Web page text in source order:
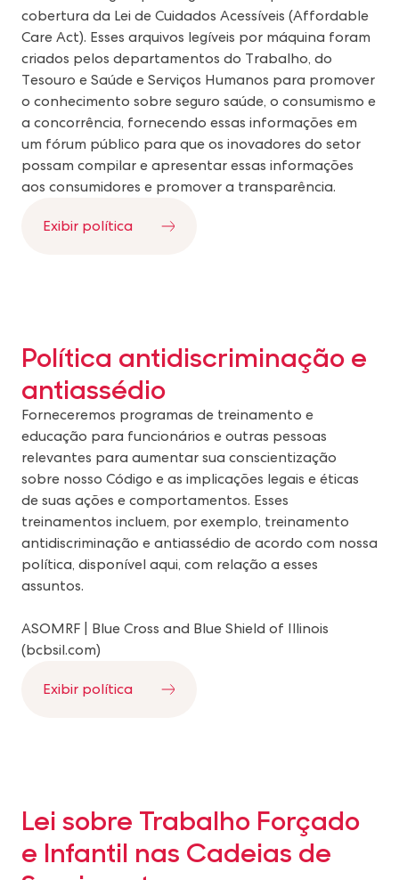
cobertura da Lei de Cuidados Acessíveis (Affordable
Care Act). Esses arquivos legíveis por máquina foram
criados pelos departamentos do Trabalho, do
Tesouro e Saúde e Serviços Humanos para promover
o conhecimento sobre seguro saúde, o consumismo e
a concorrência, fornecendo essas informações em
um fórum público para que os inovadores do setor
possam compilar e apresentar essas informações
aos consumidores e promover a transparência.
Exibir política
Política antidiscriminação e
antiassédio
Forneceremos programas de treinamento e
educação para funcionários e outras pessoas
relevantes para aumentar sua conscientização
sobre nosso Código e as implicações legais e éticas
de suas ações e comportamentos. Esses
treinamentos incluem, por exemplo, treinamento
antidiscriminação e antiassédio de acordo com nossa
política, disponível aqui, com relação a esses
assuntos.
ASOMRF | Blue Cross and Blue Shield of Illinois
(bcbsil.com)
Exibir política
Lei sobre Trabalho Forçado
e Infantil nas Cadeias de